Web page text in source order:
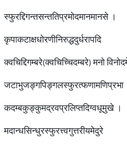
स्फुरद्दिगन्तसन्ततिप्रमोदमानमानसे ।
कृपाकटाक्षधोरणीनिरुद्धदुर्धरापदि
क्वचिद्दिगम्बरे(क्वचिच्चिदम्बरे) मनो
जटाभुजङ्गपिङ्गलस्फुरत्फणामणिप्रभा
कदम्बकुङ्कुमद्रवप्रलिप्तदिग्वधूमुखे ।
मदान्धसिन्धुरस्फुरत्त्वगुत्तरीयमेदुरे